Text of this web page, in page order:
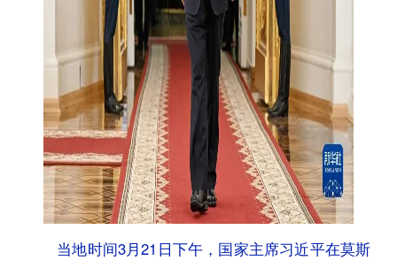
当地时间3月21日下午，国家主席习近平在莫斯